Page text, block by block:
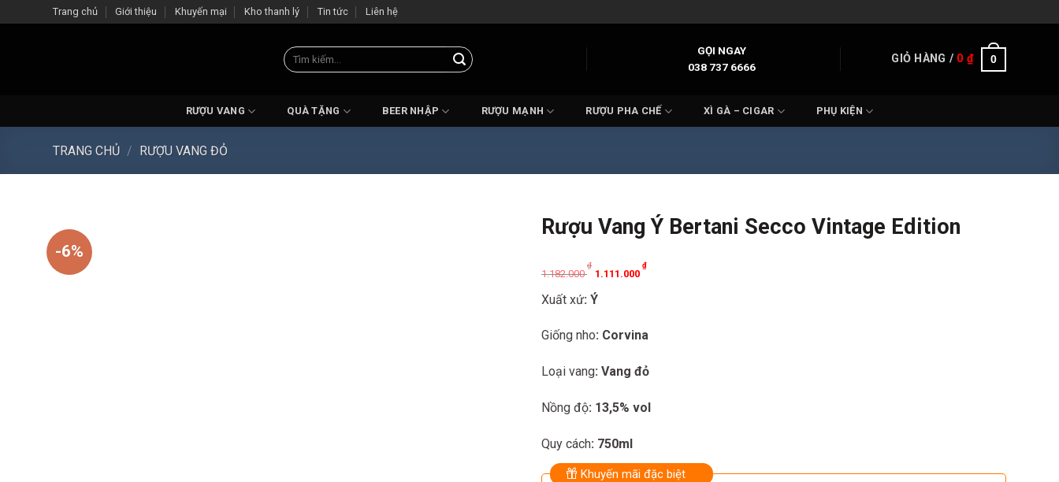
to
Trang chủ Giới thiệu Khuyến mại Kho thanh lý Tin tức Liên hệ
Tìm
kiếm:
GỌI NGAY
038 737 6666
GIỎ HÀNG / 0₫ 0
RƯỢU VANG QUÀ TẶNG BEER NHẬP RƯỢU MẠNH RƯỢU PHA CHẾ XÌ GÀ – CIGAR PHỤ KIỆN
TRANG CHỦ / RƯỢU VANG ĐỎ
-6%
Rượu Vang Ý Bertani Secco Vintage Edition
1.182.000
₫
Original
price
was:
1.182.000 ₫.
1.111.000
₫
Current
price
is:
1.111.000 ₫.
Xuất xứ: Ý
Giống nho: Corvina
Loại vang: Vang đỏ
Nồng độ: 13,5% vol
Quy cách: 750ml
Khuyến mãi đặc biệt